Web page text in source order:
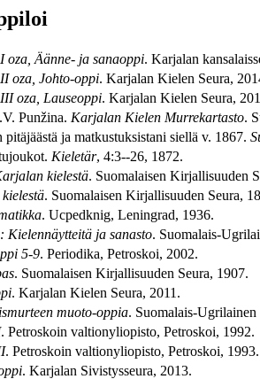
Äänne- ja sanaoppi. Karjalan
oza, Johto-oppi. Karjalan Kielen Seura,
oza, Lauseoppi. Karjalan Kielen Seura,
Punžina. Karjalan Kielen Murrekartasto.
ja matkustuksistani siellä v. 1867.
Kieletär, 4:3--26, 1872.
kielestä. Suomalaisen Kirjallisuuden
. Suomalaisen Kirjallisuuden Seura,
. Ucpedknig, Leningrad, 1936.
Kielennäytteitä ja sanasto. Suomalais-
5-9. Periodika, Petroskoi, 2002.
. Suomalaisen Kirjallisuuden Seura, 1907.
. Karjalan Kielen Seura, 2011.
muoto-oppia. Suomalais-
. Petroskoin valtionyliopisto, Petroskoi, 1992.
. Petroskoin valtionyliopisto, Petroskoi, 1993.
. Karjalan Sivistysseura, 2013.